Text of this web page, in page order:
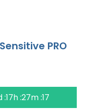
PRO
:17h :27m :17